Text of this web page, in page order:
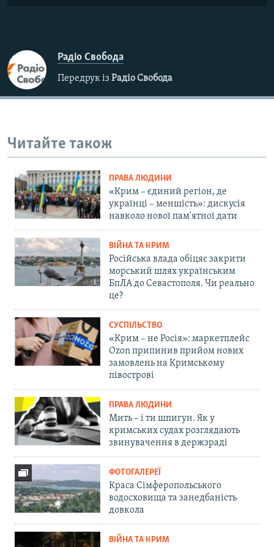
Радіо Свобода
Передрук із Радіо Свобода
Читайте також
ПРАВА ЛЮДИНИ
«Крим – єдиний регіон, де
українці – меншість»: дискусія
навколо нової пам'ятної дати
ВІЙНА ТА КРИМ
Російська влада обіцяє закрити
морський шлях українським
БпЛА до Севастополя. Чи реально
це?
СУСПІЛЬСТВО
«Крим – не Росія»: маркетплейс
Ozon припинив прийом нових
замовлень на Кримському
півострові
ПРАВА ЛЮДИНИ
Мить – і ти шпигун. Як у
кримських судах розглядають
звинувачення в держзраді
ФОТОГАЛЕРЕЇ
Краса Сімферопольського
водосховища та занедбаність
довкола
ВІЙНА ТА КРИМ